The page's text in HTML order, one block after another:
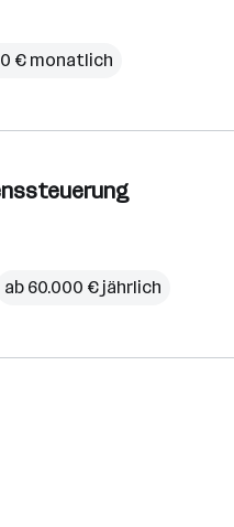
€ monatlich
ab 60.000 € jährlich